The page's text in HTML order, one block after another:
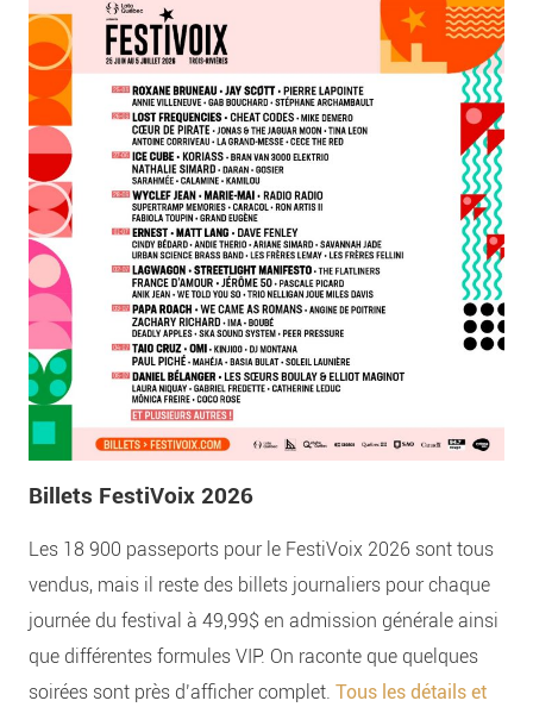
Billets FestiVoix 2026
Les 18 900 passeports pour le FestiVoix 2026 sont tous
vendus, mais il reste des billets journaliers pour chaque
journée du festival à 49,99$ en admission générale ainsi
que différentes formules VIP. On raconte que quelques
soirées sont près d’afficher complet. Tous les détails et